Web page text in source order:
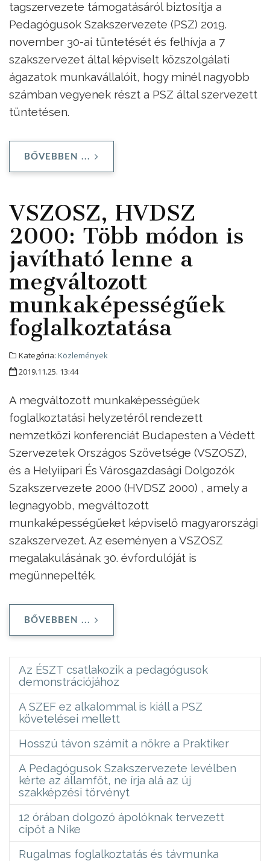
tagszervezete támogatásáról biztosítja a
Pedagógusok Szakszervezete (PSZ) 2019.
november 30-ai tüntetését és felhívja a 7
szakszervezet által képviselt közszolgálati
ágazatok munkavállalóit, hogy minél nagyobb
számban vegyenek részt a PSZ által szervezett
tüntetésen.
BŐVEBBEN ...
VSZOSZ, HVDSZ
2000: Több módon is
javítható lenne a
megváltozott
munkaképességűek
foglalkoztatása
Kategória: Közlemények
2019.11.25. 13:44
A megváltozott munkaképességűek
foglalkoztatási helyzetéről rendezett
nemzetközi konferenciát Budapesten a Védett
Szervezetek Országos Szövetsége (VSZOSZ),
és a Helyiipari És Városgazdasági Dolgozók
Szakszervezete 2000 (HVDSZ 2000) , amely a
legnagyobb, megváltozott
munkaképességűeket képviselő magyarországi
szakszervezet. Az eseményen a VSZOSZ
megalakulásának 30. évfordulóját is
megünnepelték.
BŐVEBBEN ...
Az ÉSZT csatlakozik a pedagógusok
demonstrációjához
A SZEF ez alkalommal is kiáll a PSZ
követelései mellett
Hosszú távon számít a nőkre a Praktiker
A Pedagógusok Szakszervezete levélben
kérte az államfőt, ne írja alá az új
szakképzési törvényt
12 órában dolgozó ápolóknak tervezett
cipőt a Nike
Rugalmas foglalkoztatás és távmunka